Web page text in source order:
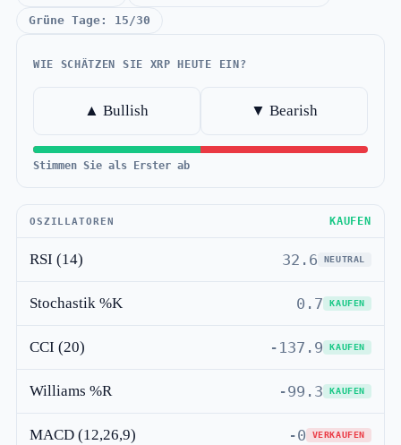
Grüne Tage: 15/30
WIE SCHÄTZEN SIE XRP HEUTE EIN?
▲ Bullish ▼ Bearish
Stimmen Sie als Erster ab
OSZILLATOREN KAUFEN
RSI (14) 32.6 NEUTRAL
Stochastik %K 0.7 KAUFEN
CCI (20) -137.9 KAUFEN
Williams %R -99.3 KAUFEN
MACD (12,26,9) -0 VERKAUFEN